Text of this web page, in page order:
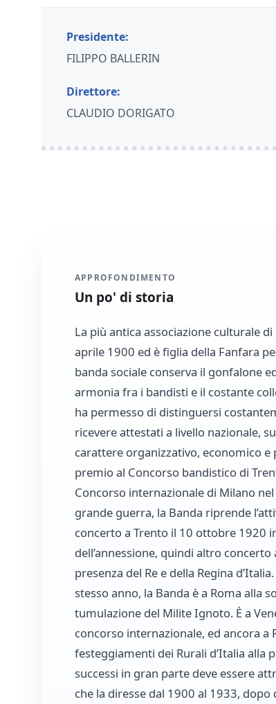
Presidente:
FILIPPO BALLERIN
Direttore:
CLAUDIO DORIGATO
APPROFONDIMENTO
Un po' di storia
La più antica associazione culturale
aprile 1900 ed è figlia della Fanfara
banda sociale conserva il gonfalone
armonia fra i bandisti e il costante
ha permesso di distinguersi
ricevere attestati a livello nazionale,
carattere organizzativo, economico e
premio al Concorso bandistico di
Concorso internazionale di Milano
grande guerra, la Banda riprende
concerto a Trento il 10 ottobre 1920
dell’annessione, quindi altro
presenza del Re e della Regina
stesso anno, la Banda è a Roma alla
tumulazione del Milite Ignoto. È a
concorso internazionale, ed ancora
festeggiamenti dei Rurali d’Italia alla
successi in gran parte deve essere
che la diresse dal 1900 al 1933,